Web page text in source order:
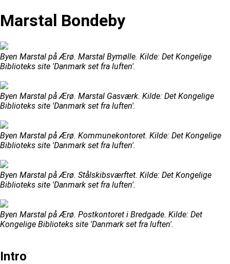
Marstal Bondeby
Byen Marstal på Ærø. Marstal Bymølle. Kilde: Det Kongelige
Biblioteks site 'Danmark set fra luften'.
Byen Marstal på Ærø. Marstal Gasværk. Kilde: Det Kongelige
Biblioteks site 'Danmark set fra luften'.
Byen Marstal på Ærø. Kommunekontoret. Kilde: Det Kongelige
Biblioteks site 'Danmark set fra luften'.
Byen Marstal på Ærø. Stålskibsværftet. Kilde: Det Kongelige
Biblioteks site 'Danmark set fra luften'.
Byen Marstal på Ærø. Postkontoret i Bredgade. Kilde: Det
Kongelige Biblioteks site 'Danmark set fra luften'.
Intro